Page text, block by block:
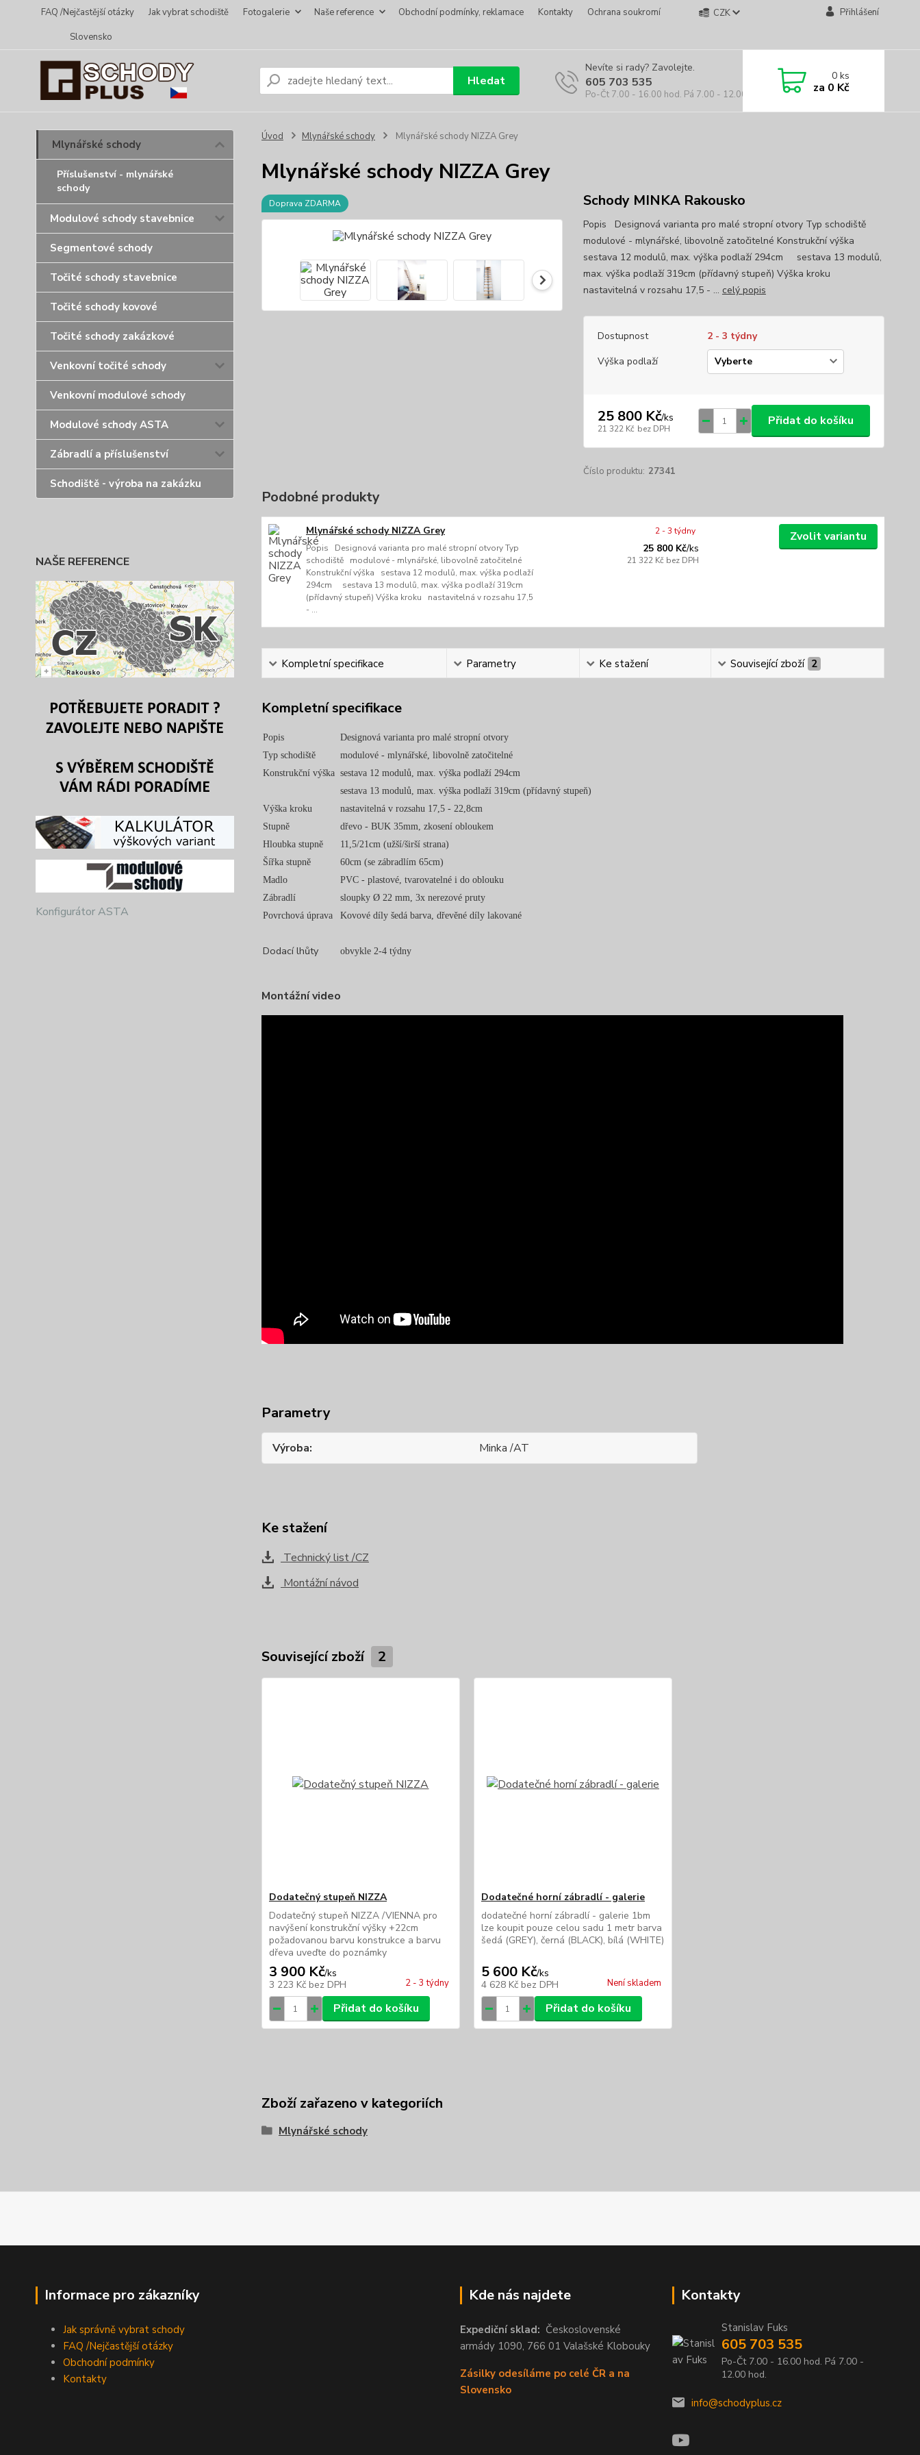
FAQ /Nejčastější otázky Jak vybrat schodiště Fotogalerie Naše reference Obchodní podmínky, reklamace Kontakty
Ochrana soukromí
Slovensko
CZK Přihlášení
Hledat
Nevíte si rady? Zavolejte.
605 703 535
Po-Čt 7.00 - 16.00 hod. Pá 7.00 - 12.00 hod.
0ks
za 0 Kč
Mlynářské schody
Příslušenství - mlynářské
schody
Modulové schody stavebnice
Segmentové schody
Točité schody stavebnice
Točité schody kovové
Točité schody zakázkové
Venkovní točité schody
Venkovní modulové schody
Modulové schody ASTA
Zábradlí a příslušenství
Schodiště - výroba na zakázku
NAŠE REFERENCE
Konfigurátor ASTA
Úvod Mlynářské schody Mlynářské schody NIZZA Grey
Mlynářské schody NIZZA Grey
Doprava ZDARMA Schody MINKA Rakousko
Popis Designová varianta pro malé stropní otvory Typ schodiště
modulové - mlynářské, libovolně zatočitelné Konstrukční výška
sestava 12 modulů, max. výška podlaží 294cm sestava 13 modulů,
max. výška podlaží 319cm (přídavný stupeň) Výška kroku
nastavitelná v rozsahu 17,5 - ... celý popis
Dostupnost
2 - 3 týdny
Výška podlaží
25 800 Kč/ks
21 322 Kč bez DPH
Přidat do košíku
Číslo produktu: 27341
Podobné produkty
Mlynářské schody NIZZA Grey
Popis Designová varianta pro malé stropní otvory Typ
schodiště modulové - mlynářské, libovolně zatočitelné
Konstrukční výška sestava 12 modulů, max. výška podlaží
294cm sestava 13 modulů, max. výška podlaží 319cm
(přídavný stupeň) Výška kroku nastavitelná v rozsahu 17,5
- ...
25 800 Kč/ks
21 322 Kč bez DPH
2 - 3 týdny Zvolit variantu
Kompletní specifikace Parametry Ke stažení Související zboží 2
Kompletní specifikace
Popis
Designová varianta pro malé stropní otvory
Typ schodiště
modulové - mlynářské, libovolně zatočitelné
Konstrukční výška sestava 12 modulů, max. výška podlaží 294cm
sestava 13 modulů, max. výška podlaží 319cm (přídavný stupeň)
Výška kroku
nastavitelná v rozsahu 17,5 - 22,8cm
Stupně
dřevo - BUK 35mm, zkosení obloukem
Hloubka stupně
11,5/21cm (užší/širší strana)
Šířka stupně
60cm (se zábradlím 65cm)
Madlo
PVC - plastové, tvarovatelné i do oblouku
Zábradlí
sloupky Ø 22 mm, 3x nerezové pruty
Povrchová úprava
Kovové díly šedá barva, dřevěné díly lakované
Dodací lhůty obvykle 2-4 týdny
Montážní video
Parametry
Výroba Minka /AT
Ke stažení
Technický list /CZ
Montážní návod
Související zboží 2
Dodatečný stupeň NIZZA
Dodatečný stupeň NIZZA /VIENNA pro
navýšení konstrukční výšky +22cm
požadovanou barvu konstrukce a barvu
dřeva uveďte do poznámky
3 900 Kč/ks
3 223 Kč bez DPH 2 - 3 týdny
Přidat do košíku
Dodatečné horní zábradlí - galerie
dodatečné horní zábradlí - galerie 1bm
lze koupit pouze celou sadu 1 metr barva
šedá (GREY), černá (BLACK), bílá (WHITE)
5 600 Kč/ks
4 628 Kč bez DPH Není skladem
Přidat do košíku
Zboží zařazeno v kategoriích
Mlynářské schody
Informace pro zákazníky
Jak správně vybrat schody
FAQ /Nejčastější otázky
Obchodní podmínky
Kontakty
Kde nás najdete
Expediční sklad: Československé
armády 1090, 766 01 Valašské Klobouky
Zásilky odesíláme po celé ČR a na
Slovensko
Kontakty
Stanislav Fuks
605 703 535
Po-Čt 7.00 - 16.00 hod. Pá 7.00 -
12.00 hod.
info@schodyplus.cz